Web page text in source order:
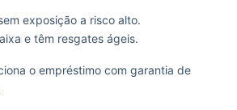
exposição a risco alto.
e têm resgates ágeis.
o empréstimo com garantia de